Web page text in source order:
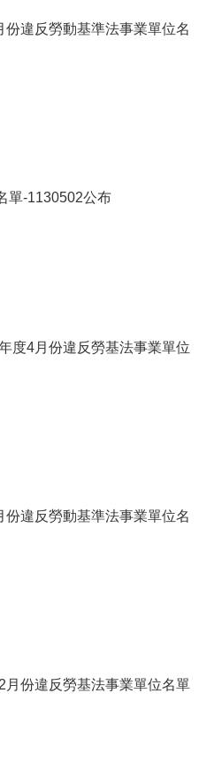
違反勞動基準法事業單位名
單-1130502公布
度4月份違反勞基法事業單位
違反勞動基準法事業單位名
月份違反勞基法事業單位名單